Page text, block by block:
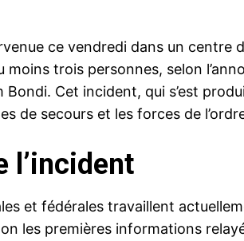
ce vendredi dans un centre
moins trois personnes, selon
Bondi. Cet incident, qui s’est
de secours et les forces de
l’incident
et fédérales travaillent
les premières informations